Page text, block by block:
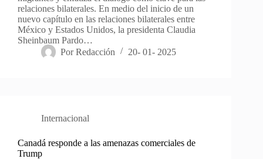
relaciones bilaterales. En medio del inicio de un
nuevo capítulo en las relaciones bilaterales entre
México y Estados Unidos, la presidenta Claudia
Sheinbaum Pardo…
Por Redacción 20- 01- 2025
Internacional
Canadá responde a las amenazas comerciales de
Trump